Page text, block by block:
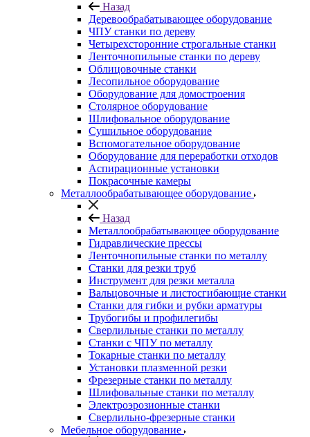
Назад
Деревообрабатывающее оборудование
ЧПУ станки по дереву
Четырехсторонние строгальные станки
Ленточнопильные станки по дереву
Облицовочные станки
Лесопильное оборудование
Оборудование для домостроения
Столярное оборудование
Шлифовальное оборудование
Сушильное оборудование
Вспомогательное оборудование
Оборудование для переработки отходов
Аспирационные установки
Покрасочные камеры
Металлообрабатывающее оборудование
Назад
Металлообрабатывающее оборудование
Гидравлические прессы
Ленточнопильные станки по металлу
Станки для резки труб
Инструмент для резки металла
Вальцовочные и листосгибающие станки
Станки для гибки и рубки арматуры
Трубогибы и профилегибы
Сверлильные станки по металлу
Станки с ЧПУ по металлу
Токарные станки по металлу
Установки плазменной резки
Фрезерные станки по металлу
Шлифовальные станки по металлу
Электроэрозионные станки
Сверлильно-фрезерные станки
Мебельное оборудование